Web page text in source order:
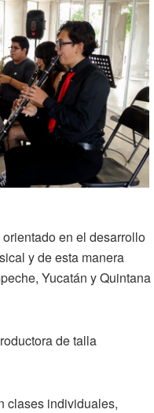
en el desarrollo
y de esta manera
Yucatán y Quintana
de talla
clases individuales,